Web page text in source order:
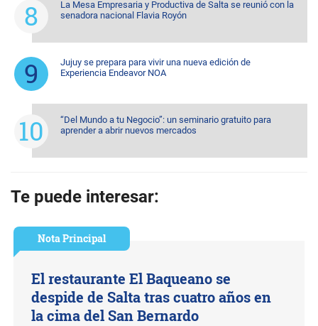
La Mesa Empresaria y Productiva de Salta se reunió con la
senadora nacional Flavia Royón
Jujuy se prepara para vivir una nueva edición de
Experiencia Endeavor NOA
“Del Mundo a tu Negocio”: un seminario gratuito para
aprender a abrir nuevos mercados
Te puede interesar:
Nota Principal
El restaurante El Baqueano se
despide de Salta tras cuatro años en
la cima del San Bernardo